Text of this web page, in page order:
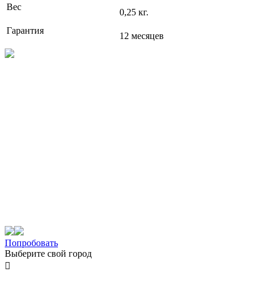
Вес
0,25 кг.
Гарантия
12 месяцев
Попробовать
Выберите свой город
